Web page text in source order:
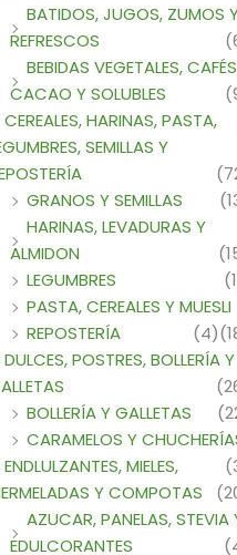
BATIDOS, JUGOS, ZUMOS
REFRESCOS
BEBIDAS VEGETALES,
CACAO Y SOLUBLES
CEREALES, HARINAS, PASTA,
SEMILLAS Y
GRANOS Y SEMILLAS
HARINAS, LEVADURAS Y
ALMIDON
LEGUMBRES
PASTA, CEREALES Y MUESLI
REPOSTERÍA
(4)
DULCES, POSTRES, BOLLERÍA Y
BOLLERÍA Y GALLETAS
CARAMELOS Y
ENDLULZANTES, MIELES,
Y COMPOTAS
AZUCAR, PANELAS, STEVIA
EDULCORANTES